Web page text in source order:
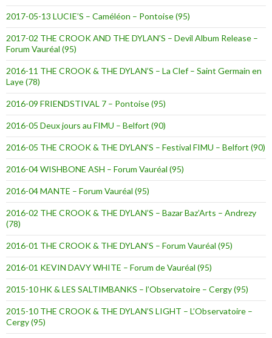
2017-05-13 LUCIE’S – Caméléon – Pontoise (95)
2017-02 THE CROOK AND THE DYLAN’S – Devil Album Release –
Forum Vauréal (95)
2016-11 THE CROOK & THE DYLAN’S – La Clef – Saint Germain en
Laye (78)
2016-09 FRIENDSTIVAL 7 – Pontoise (95)
2016-05 Deux jours au FIMU – Belfort (90)
2016-05 THE CROOK & THE DYLAN’S – Festival FIMU – Belfort (90)
2016-04 WISHBONE ASH – Forum Vauréal (95)
2016-04 MANTE – Forum Vauréal (95)
2016-02 THE CROOK & THE DYLAN’S – Bazar Baz’Arts – Andrezy
(78)
2016-01 THE CROOK & THE DYLAN’S – Forum Vauréal (95)
2016-01 KEVIN DAVY WHITE – Forum de Vauréal (95)
2015-10 HK & LES SALTIMBANKS – l’Observatoire – Cergy (95)
2015-10 THE CROOK & THE DYLAN’S LIGHT – L’Observatoire –
Cergy (95)